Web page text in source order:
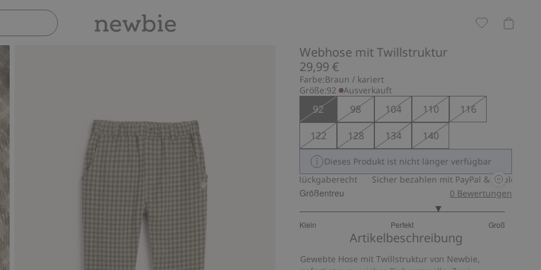
Webhose mit Twillstruktur
29,99 €
Farbe:Braun / kariert
Größe:92 Ausverkauft
92 98 104 110
116
122
128 134 140
Dieses Produkt ist nicht länger verfügbar
Sicher bezahlen mit PayPal & Apple Pay
30-tägiges Rückgaberecht Sicher bezahlen mit PayPal & Apple Pay
Größentreu
Klein Perfekt Groß
von
11
0 Bewertungen
Artikelbeschreibung
Gewebte Hose mit Twillstruktur von Newbie,